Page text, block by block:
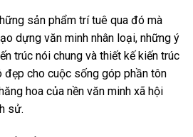
sản phẩm trí tuê qua đó mà
dựng văn minh nhân loại, những ý
trúc nói chung và thiết kế kiến trúc
cho cuộc sống góp phần tôn
hoa của nền văn minh xã hội
sử.